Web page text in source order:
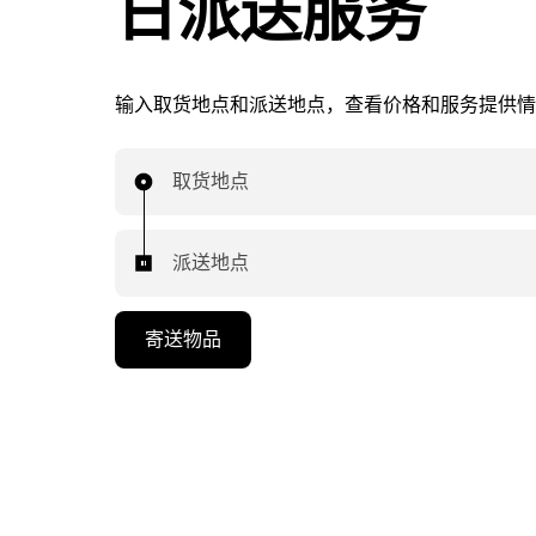
输入取货地点和派送地点，查看价格和服务提供
取货地点
派送地点
寄送物品